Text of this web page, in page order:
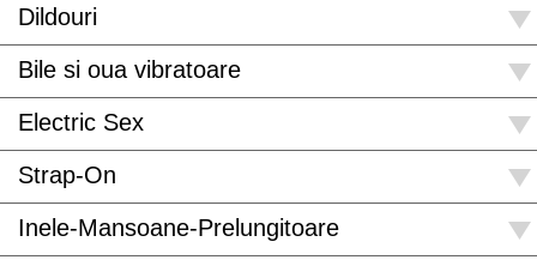
Dildouri
Bile si oua vibratoare
Electric Sex
Strap-On
Inele-Mansoane-Prelungitoare